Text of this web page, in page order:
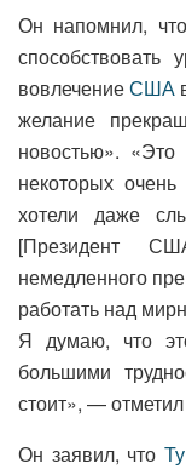
Он напомнил, что
способствовать
вовлечениеСША
желание
новостью».
некоторых
хотели даже
[Президент
немедленного
работать над
Я думаю, что
большими
стоит», — отметил
Он заявил, что